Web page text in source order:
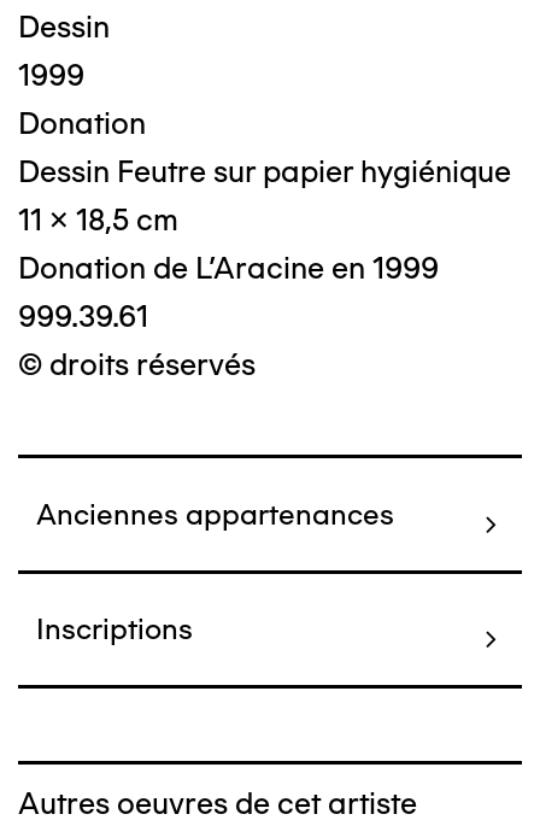
Dessin
1999
Donation
Dessin Feutre sur papier hygiénique
11 x 18,5 cm
Donation de L'Aracine en 1999
999.39.61
© droits réservés
Anciennes appartenances
Inscriptions
Autres oeuvres de cet artiste